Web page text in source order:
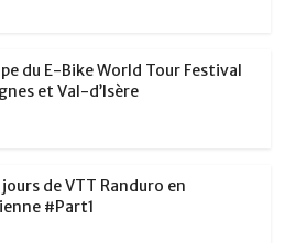
du E-Bike World Tour Festival
et Val-d’Isère
de VTT Randuro en
#Part1